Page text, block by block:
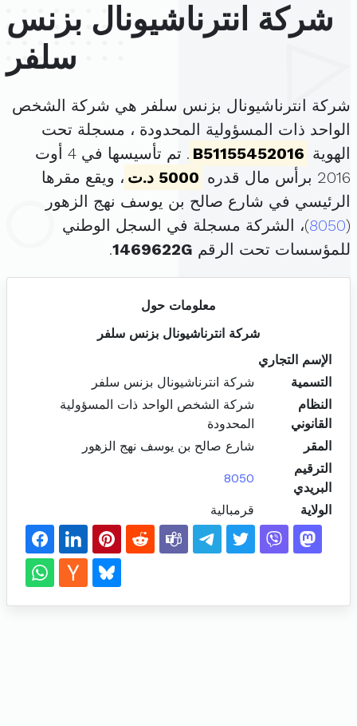
شركة انترناشيونال بزنس
سلفر
شركة انترناشيونال بزنس سلفر هي شركة الشخص
الواحد ذات المسؤولية المحدودة ، مسجلة تحت
الهوية B51155452016
. تم تأسيسها في 4 أوت
2016 برأس مال قدره
5000 د.ت
، ويقع مقرها
الرئيسي في شارع صالح بن يوسف نهج الزهور
(
8050)، الشركة مسجلة في السجل الوطني
للمؤسسات تحت الرقم 1469622G
.
معلومات حول
شركة انترناشيونال بزنس سلفر
الإسم التجاري
التسمية
شركة انترناشيونال بزنس سلفر
النظام
القانوني
شركة الشخص الواحد ذات المسؤولية
المحدودة
المقر
شارع صالح بن يوسف نهج الزهور
الترقيم
البريدي
8050
الولاية قرمبالية